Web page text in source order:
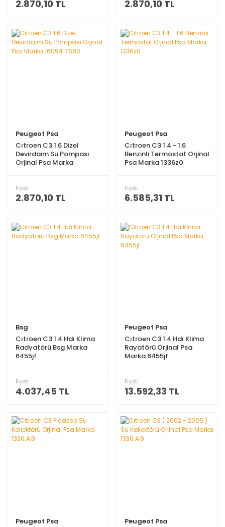
2.870,10 TL 2.870,10 TL
Peugeot Psa
Cıtroen C3 1.6 Dizel
Devirdaim Su Pompası
Orjinal Psa Marka
Fiyatı
2.870,10 TL
Peugeot Psa
Cıtroen C3 1.4 - 1.6
Benzinli Termostat Orjinal
Psa Marka 1336z0
Fiyatı
6.585,31 TL
Bsg
Cıtroen C3 1.4 Hdı Klima
Radyatörü Bsg Marka
6455jf
Fiyatı
4.037,45 TL
Peugeot Psa
Cıtroen C3 1.4 Hdı Klima
Rayatörü Orjinal Psa
Marka 6455jf
Fiyatı
13.592,33 TL
Peugeot Psa
Peugeot Psa